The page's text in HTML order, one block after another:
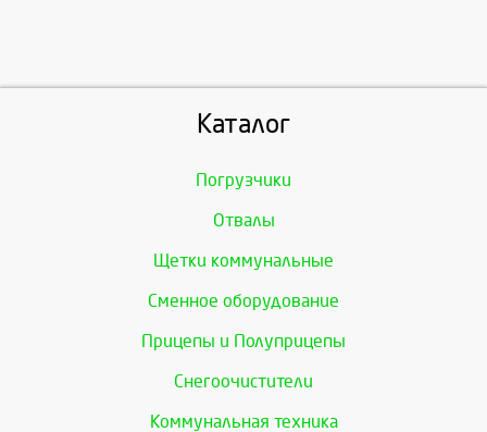
Каталог
Погрузчики
Отвалы
Щетки коммунальные
Сменное оборудование
Прицепы и Полуприцепы
Снегоочистители
Коммунальная техника